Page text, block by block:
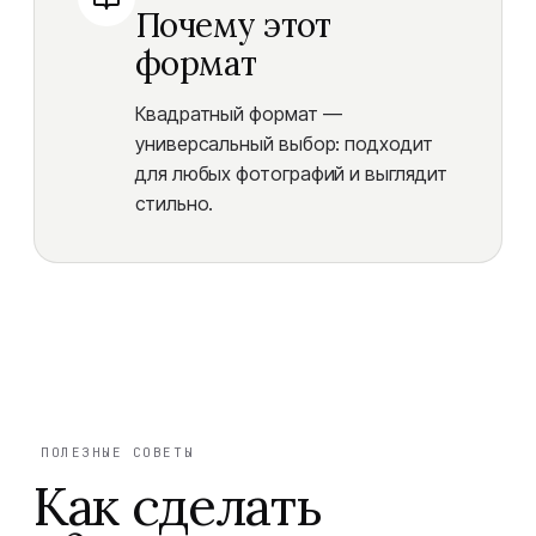
Почему этот
формат
Квадратный формат —
универсальный выбор: подходит
для любых фотографий и выглядит
стильно.
ПОЛЕЗНЫЕ СОВЕТЫ
Как сделать